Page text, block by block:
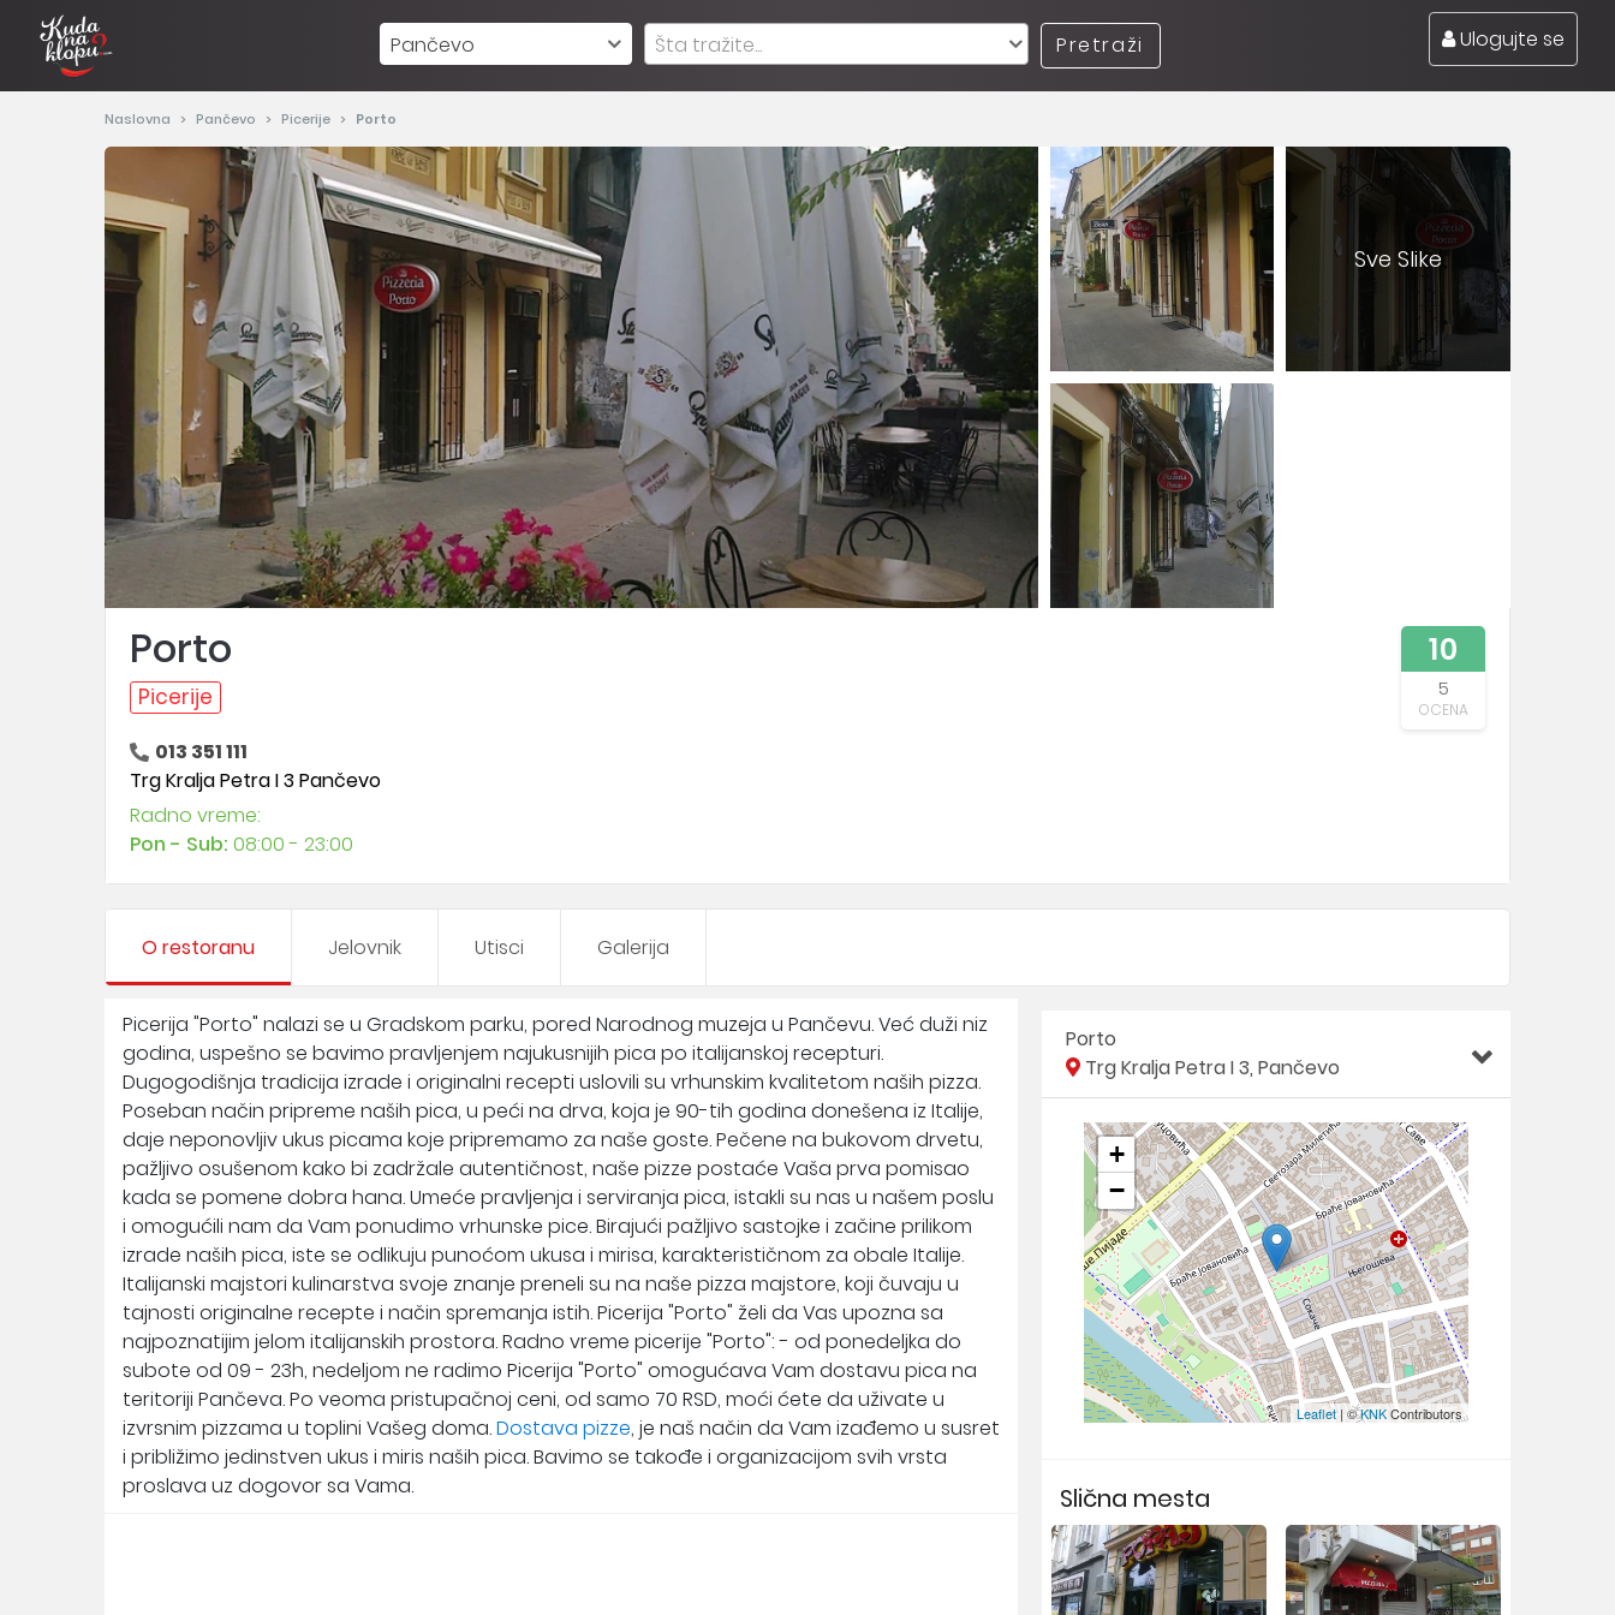
Pančevo Šta tražite... Pretraži Ulogujte se
Naslovna Pančevo Picerije Porto
Sve Slike
Porto
Picerije
013 351 111
Trg Kralja Petra I 3 Pančevo
Radno vreme:
Pon - Sub: 08:00 - 23:00
10
5
OCENA
O restoranu Jelovnik Utisci Galerija
Picerija "Porto" nalazi se u Gradskom parku, pored Narodnog muzeja u Pančevu. Već duži niz
godina, uspešno se bavimo pravljenjem najukusnijih pica po italijanskoj recepturi.
Dugogodišnja tradicija izrade i originalni recepti uslovili su vrhunskim kvalitetom naših pizza.
Poseban način pripreme naših pica, u peći na drva, koja je 90-tih godina donešena iz Italije,
daje neponovljiv ukus picama koje pripremamo za naše goste. Pečene na bukovom drvetu,
pažljivo osušenom kako bi zadržale autentičnost, naše pizze postaće Vaša prva pomisao
kada se pomene dobra hana. Umeće pravljenja i serviranja pica, istakli su nas u našem poslu
i omogućili nam da Vam ponudimo vrhunske pice. Birajući pažljivo sastojke i začine prilikom
izrade naših pica, iste se odlikuju punoćom ukusa i mirisa, karakterističnom za obale Italije.
Italijanski majstori kulinarstva svoje znanje preneli su na naše pizza majstore, koji čuvaju u
tajnosti originalne recepte i način spremanja istih. Picerija "Porto" želi da Vas upozna sa
najpoznatijim jelom italijanskih prostora. Radno vreme picerije "Porto": - od ponedeljka do
subote od 09 - 23h, nedeljom ne radimo Picerija "Porto" omogućava Vam dostavu pica na
teritoriji Pančeva. Po veoma pristupačnoj ceni, od samo 70 RSD, moći ćete da uživate u
izvrsnim pizzama u toplini Vašeg doma.Dostava pizze, je naš način da Vam izađemo u susret
i približimo jedinstven ukus i miris naših pica. Bavimo se takođe i organizacijom svih vrsta
proslava uz dogovor sa Vama.
Porto
Trg Kralja Petra I 3, Pančevo
+
−
Leaflet| ©KNKContributors
Slična mesta